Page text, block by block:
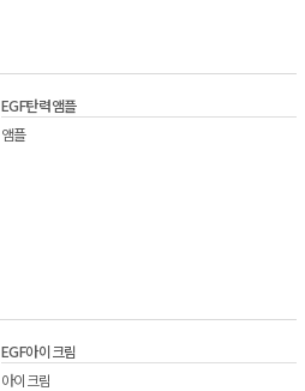
EGF탄력앰플
앰플
EGF아이크림
아이크림